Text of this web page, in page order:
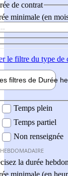
de contrat
minimale (en
le filtre du type de
filtres de Durée
Temps plein
Temps partiel
Non renseignée
la durée
minimale (en